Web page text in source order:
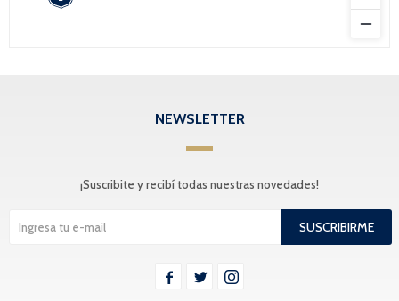
NEWSLETTER
¡Suscribite y recibí todas nuestras novedades!
SUSCRIBIRME
  